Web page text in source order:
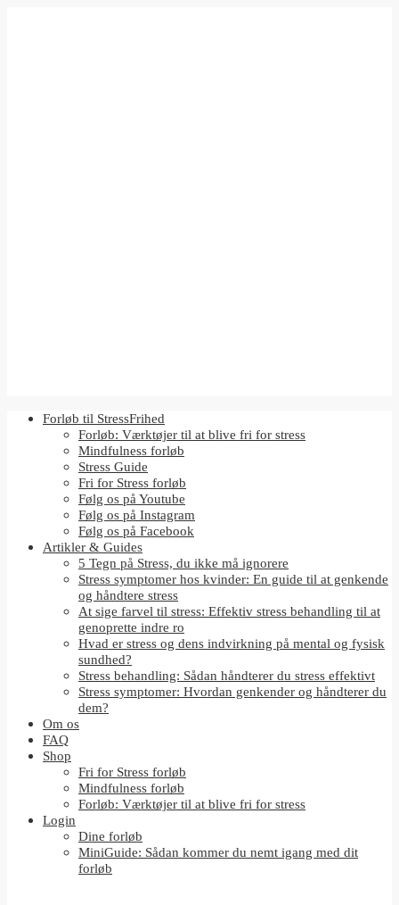
Forløb til StressFrihed
Forløb: Værktøjer til at blive fri for stress
Mindfulness forløb
Stress Guide
Fri for Stress forløb
Følg os på Youtube
Følg os på Instagram
Følg os på Facebook
Artikler & Guides
5 Tegn på Stress, du ikke må ignorere
Stress symptomer hos kvinder: En guide til at genkende
og håndtere stress
At sige farvel til stress: Effektiv stress behandling til at
genoprette indre ro
Hvad er stress og dens indvirkning på mental og fysisk
sundhed?
Stress behandling: Sådan håndterer du stress effektivt
Stress symptomer: Hvordan genkender og håndterer du
dem?
Om os
FAQ
Shop
Fri for Stress forløb
Mindfulness forløb
Forløb: Værktøjer til at blive fri for stress
Login
Dine forløb
MiniGuide: Sådan kommer du nemt igang med dit
forløb